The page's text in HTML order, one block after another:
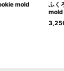
mold
ふく
mold